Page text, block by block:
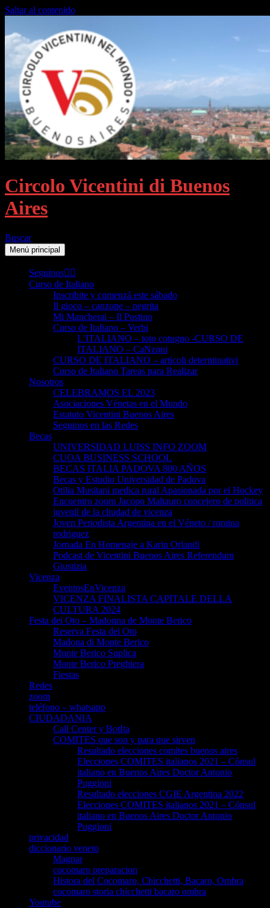
Saltar al contenido
Circolo Vicentini di Buenos
Aires
Buscar
Menú principal
Seguinos👈🏻
Curso de Italiano
Inscribite y comenzá este sábado
Il gioco – canzone – negrita
Mi Mancherai – Il Postino
Curso de Italiano – Verbi
L’ITALIANO – toto cotugno -CURSO DE
ITALIANO – CaNzoni
CURSO DE ITALIANO – articoli determinativi
Curso de Italiano Tareas para Realizar
Nosotros
CELEBRAMOS EL 2023
Asociaciones Vénetas en el Mundo
Estatuto Vicentini Buenos Aires
Seguinos en las Redes
Becas
UNIVERSIDAD LUISS INFO ZOOM
CUOA BUSINESS SCHOOL
BECAS ITALIA PADOVA 800 AÑOS
Becas y Estudio Universidad de Padova
Otilia Musitani medica rural Apasionada por el Hockey
Encuentro zoom Jacopo Maltauro concejero de politica
juvenil de la cliudad de vicenza
Joven Periodista Argentina en el Véneto / romina
rodriguez
Jornada En Homenaje a Karin Orlandi
Podcast de Vicentini Buenos Aires Referendum
Giustizia
Vicenza
EventosEnVicenza
VICENZA FINALISTA CAPITALE DELLA
CULTURA 2024
Festa dei Oto – Madonna de Monte Berico
Reserva Festa dei Oto
Madona di Monte Berico
Monte Berico Suplica
Monte Berico Preghiera
Fiestas
Redes
zoom
teléfono – whatsapp
CIUDADANIA
Call Center y BotIta
COMITES que son y para que sirven
Resultado elecciones comites buenos aires
Elecciones COMITES italianos 2021 – Cónsul
italiano en Buenos Aires Doctor Antonio
Puggioni
Resultado elecciones CGIE Argentina 2022
Elecciones COMITES italianos 2021 – Cónsul
italiano en Buenos Aires Doctor Antonio
Puggioni
privacidad
diccionario veneto
Magnar
cocomaro preparacion
Histora del Cocomaro, Chicchetti, Bacaro, Ombra
cocomaro storia chicchetti bacaro ombra
Youtube